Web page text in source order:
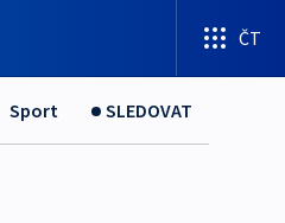
ČT
Sport SLEDOVAT